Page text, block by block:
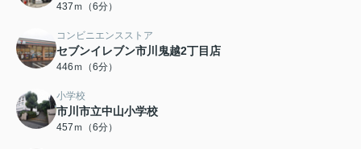
437ｍ（6分）
コンビニエンスストア
セブンイレブン市川鬼越2丁目店
446ｍ（6分）
小学校
市川市立中山小学校
457ｍ（6分）